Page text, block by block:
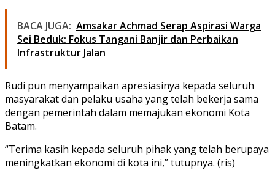
BACA JUGA: Amsakar Achmad Serap Aspirasi Warga
Sei Beduk: Fokus Tangani Banjir dan Perbaikan
Infrastruktur Jalan
Rudi pun menyampaikan apresiasinya kepada seluruh
masyarakat dan pelaku usaha yang telah bekerja sama
dengan pemerintah dalam memajukan ekonomi Kota
Batam.
“Terima kasih kepada seluruh pihak yang telah berupaya
meningkatkan ekonomi di kota ini,” tutupnya. (ris)